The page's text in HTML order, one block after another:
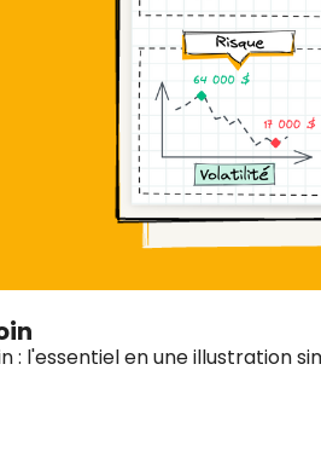
: l'essentiel en une illustration